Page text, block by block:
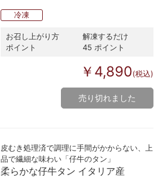
冷凍
お召し上がり方
解凍するだけ
ポイント
45 ポイント
￥4,890(税込)
売り切れました
皮むき処理済で調理に手間がかからない、上
品で繊細な味わい「仔牛のタン」
柔らかな仔牛タン イタリア産